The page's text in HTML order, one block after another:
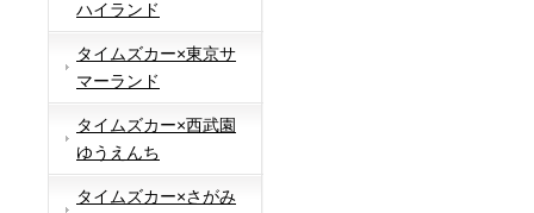
ハイランド
タイムズカー×東京サ
マーランド
タイムズカー×西武園
ゆうえんち
タイムズカー×さがみ